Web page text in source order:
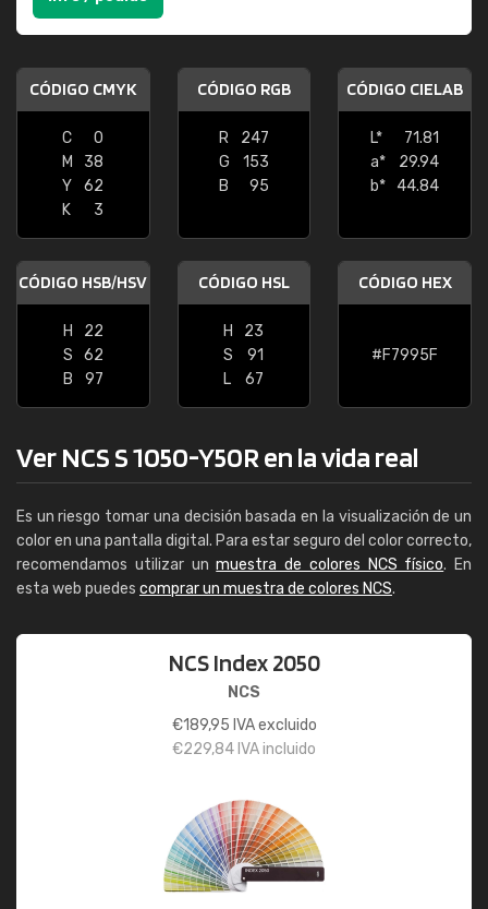
CÓDIGO CMYK
C
0
M
38
Y
62
K
3
CÓDIGO RGB
R
247
G
153
B
95
CÓDIGO CIELAB
L*
71.81
a*
29.94
b*
44.84
CÓDIGO HSB/HSV
H
22
S
62
B
97
CÓDIGO HSL
H
23
S
91
L
67
CÓDIGO HEX
#F7995F
Ver NCS S 1050-Y50R en la vida real
Es un riesgo tomar una decisión basada en la visualización de un
color en una pantalla digital. Para estar seguro del color correcto,
recomendamos utilizar unmuestra de colores NCS físico. En
esta web puedes comprar un muestra de colores NCS.
NCS Index 2050
NCS
€189,95 IVA excluido
€229,84 IVA incluido